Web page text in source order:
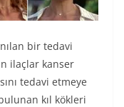
bir tedavi
ilaçlar kanser
tedavi etmeye
kıl kökleri